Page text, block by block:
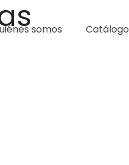
somos Catálogo